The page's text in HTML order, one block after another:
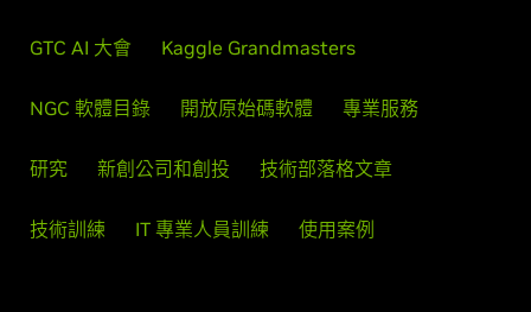
GTC AI 大會 Kaggle Grandmasters
NGC 軟體目錄 開放原始碼軟體 專業服務
研究 新創公司和創投 技術部落格文章
技術訓練 IT 專業人員訓練 使用案例